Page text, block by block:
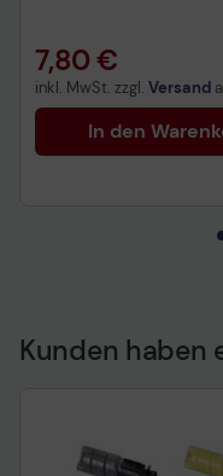
7,80 €
inkl. MwSt. zzgl. Versand
In den
Kunden haben